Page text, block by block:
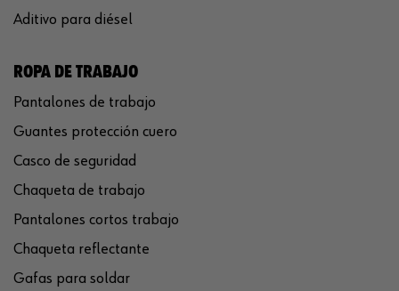
Aditivo para diésel
ROPA DE TRABAJO
Pantalones de trabajo
Guantes protección cuero
Casco de seguridad
Chaqueta de trabajo
Pantalones cortos trabajo
Chaqueta reflectante
Gafas para soldar